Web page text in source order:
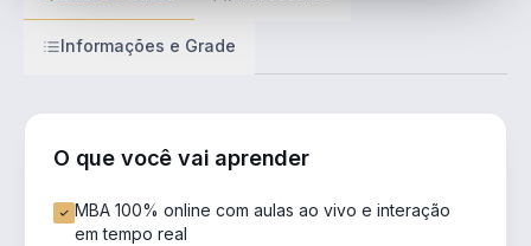
Informações e Grade
O que você vai aprender
MBA 100% online com aulas ao vivo e interação
em tempo real